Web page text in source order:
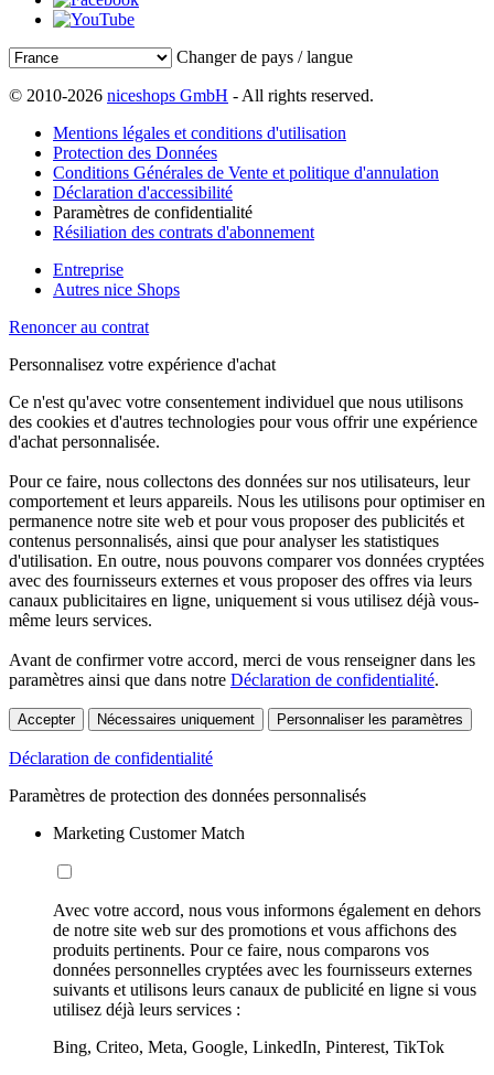
Changer de pays / langue
© 2010-2026 niceshops GmbH - All rights reserved.
Mentions légales et conditions d'utilisation
Protection des Données
Conditions Générales de Vente et politique d'annulation
Déclaration d'accessibilité
Paramètres de confidentialité
Résiliation des contrats d'abonnement
Entreprise
Autres nice Shops
Renoncer au contrat
Personnalisez votre expérience d'achat
Ce n'est qu'avec votre consentement individuel que nous utilisons
des cookies et d'autres technologies pour vous offrir une expérience
d'achat personnalisée.
Pour ce faire, nous collectons des données sur nos utilisateurs, leur
comportement et leurs appareils. Nous les utilisons pour optimiser en
permanence notre site web et pour vous proposer des publicités et
contenus personnalisés, ainsi que pour analyser les statistiques
d'utilisation. En outre, nous pouvons comparer vos données cryptées
avec des fournisseurs externes et vous proposer des offres via leurs
canaux publicitaires en ligne, uniquement si vous utilisez déjà vous-
même leurs services.
Avant de confirmer votre accord, merci de vous renseigner dans les
paramètres ainsi que dans notre Déclaration de confidentialité.
Accepter Nécessaires uniquement Personnaliser les paramètres
Déclaration de confidentialité
Paramètres de protection des données personnalisés
Marketing Customer Match
Avec votre accord, nous vous informons également en dehors
de notre site web sur des promotions et vous affichons des
produits pertinents. Pour ce faire, nous comparons vos
données personnelles cryptées avec les fournisseurs externes
suivants et utilisons leurs canaux de publicité en ligne si vous
utilisez déjà leurs services :
Bing, Criteo, Meta, Google, LinkedIn, Pinterest, TikTok